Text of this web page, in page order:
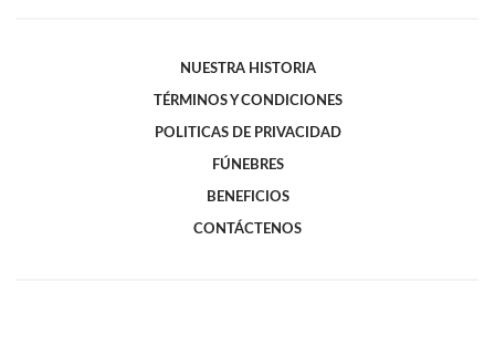
NUESTRA HISTORIA
TÉRMINOS Y CONDICIONES
POLITICAS DE PRIVACIDAD
FÚNEBRES
BENEFICIOS
CONTÁCTENOS